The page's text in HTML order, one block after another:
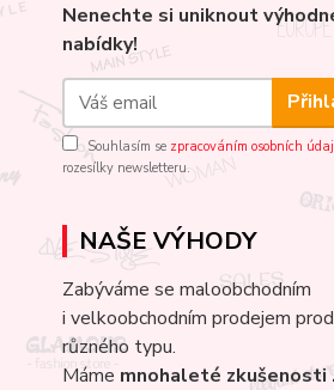
Nenechte si uniknout
nabídky!
Souhlasím se zpracováním osobních
rozesílky newsletteru.
NAŠE VÝHODY
Zabýváme se maloobchodním
i velkoobchodním prodejem
různého typu.
Máme mnohaleté zkušenosti .